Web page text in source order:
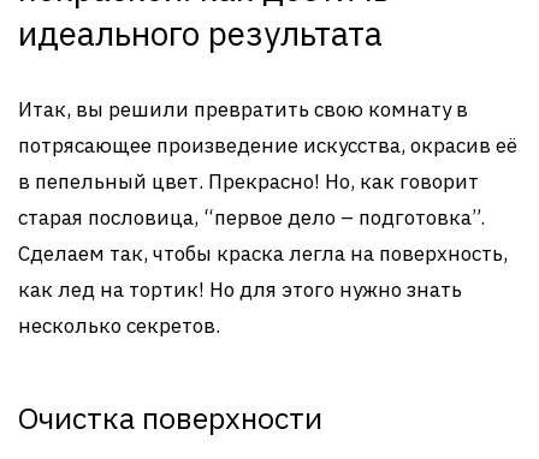
идеального результата
Итак, вы решили превратить свою комнату в
потрясающее произведение искусства, окрасив её
в пепельный цвет. Прекрасно! Но, как говорит
старая пословица, “первое дело – подготовка”.
Сделаем так, чтобы краска легла на поверхность,
как лед на тортик! Но для этого нужно знать
несколько секретов.
Очистка поверхности